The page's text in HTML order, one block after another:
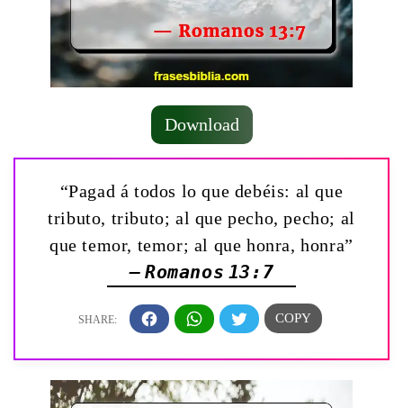
Download
“Pagad á todos lo que debéis: al que
tributo, tributo; al que pecho, pecho; al
que temor, temor; al que honra, honra”
— Romanos 13:7